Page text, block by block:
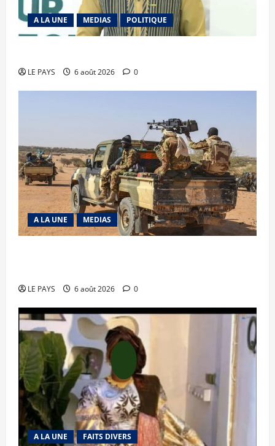
A LA UNE MEDIAS POLITIQUE
LE PAYS 6 août 2026 0
A LA UNE MEDIAS
LE PAYS 6 août 2026 0
A LA UNE FAITS DIVERS